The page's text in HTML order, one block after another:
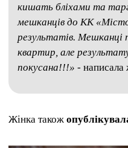
кишать бліхами та
мешканців до КК
результатів. Мешканці
квартир, але
покусана!!!» - написала
Жінка також